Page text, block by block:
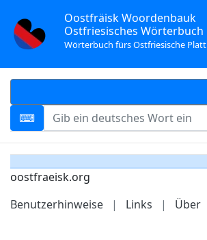
Oostfräisk Woordenbauk
Ostfriesisches Wörterbuch
Wörterbuch fürs Ostfriesische Platt
oostfraeisk.org
Benutzerhinweise
| Links | Über